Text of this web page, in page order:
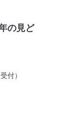
の見ど
付）